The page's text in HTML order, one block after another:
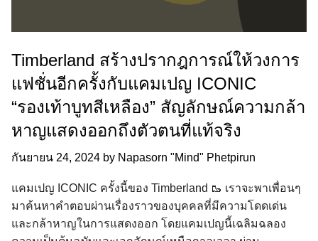
Timberland สร้างปรากฎการณ์ให้วงการ
แฟชั่นอีกครั้งกับแคมเปญ ICONIC
“รองเท้าบูทสีเหลือง” สัญลักษณ์ความกล้า
หาญแสดงออกถึงตัวตนที่แท้จริง
กันยายน 24, 2024 by Napasorn "Mind" Phetpirun
แคมเปญ ICONIC ครั้งนี้ของ Timberland 🥾 เราจะพาเพื่อนๆ
มาค้นหาคำตอบผ่านเรื่องราวของบุคคลที่มีความโดดเด่น
และกล้าหาญในการแสดงออก โดยแคมเปญนี้เฉลิมฉลอง